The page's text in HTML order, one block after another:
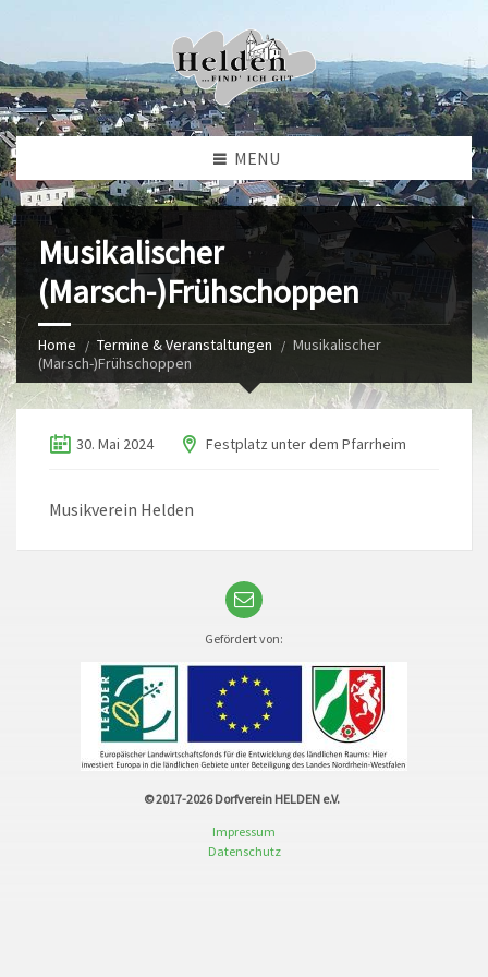
MENU
Musikalischer
(Marsch-)Frühschoppen
Home Termine & Veranstaltungen
Musikalischer
(Marsch-)Frühschoppen
30. Mai 2024 Festplatz unter dem Pfarrheim
Musikverein Helden
Gefördert von:
© 2017-2026Dorfverein HELDEN e.V.
Impressum
Datenschutz